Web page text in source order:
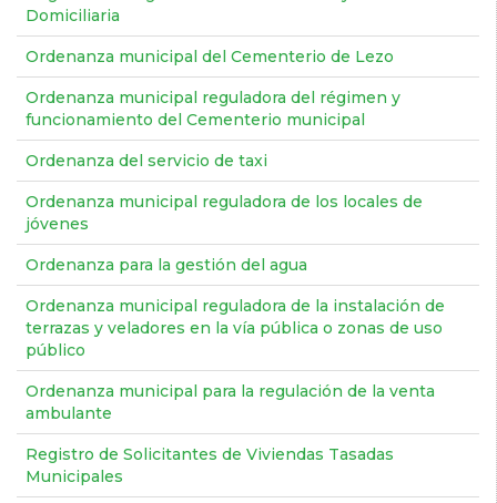
Domiciliaria
Ordenanza municipal del Cementerio de Lezo
Ordenanza municipal reguladora del régimen y
funcionamiento del Cementerio municipal
Ordenanza del servicio de taxi
Ordenanza municipal reguladora de los locales de
jóvenes
Ordenanza para la gestión del agua
Ordenanza municipal reguladora de la instalación de
terrazas y veladores en la vía pública o zonas de uso
público
Ordenanza municipal para la regulación de la venta
ambulante
Registro de Solicitantes de Viviendas Tasadas
Municipales